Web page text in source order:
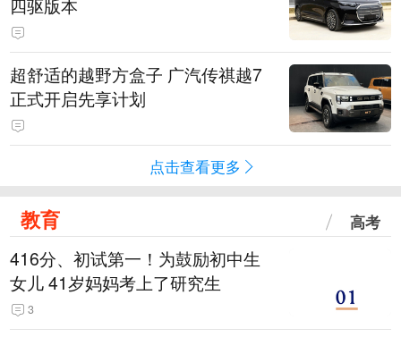
四驱版本
超舒适的越野方盒子 广汽传祺越7
正式开启先享计划
点击查看更多
教育 高考
416分、初试第一！为鼓励初中生
女儿 41岁妈妈考上了研究生
3